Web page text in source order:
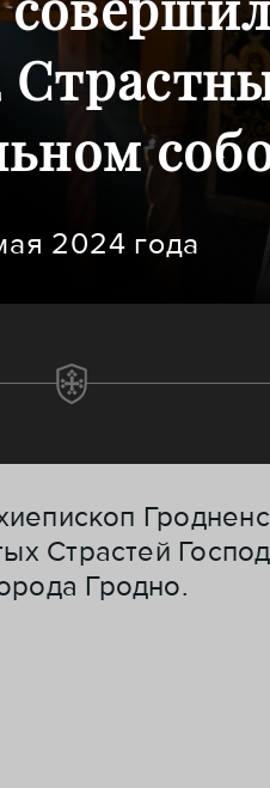
2024 года
Страстей
Гродно.